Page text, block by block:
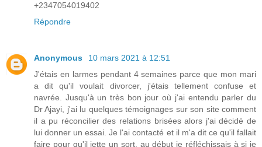
+2347054019402
Répondre
Anonymous
10 mars 2021 à 12:51
J'étais en larmes pendant 4 semaines parce que mon mari
a dit qu'il voulait divorcer, j'étais tellement confuse et
navrée. Jusqu'à un très bon jour où j'ai entendu parler du
Dr Ajayi, j'ai lu quelques témoignages sur son site comment
il a pu réconcilier des relations brisées alors j'ai décidé de
lui donner un essai. Je l'ai contacté et il m'a dit ce qu'il fallait
faire pour qu'il jette un sort, au début je réfléchissais à si je